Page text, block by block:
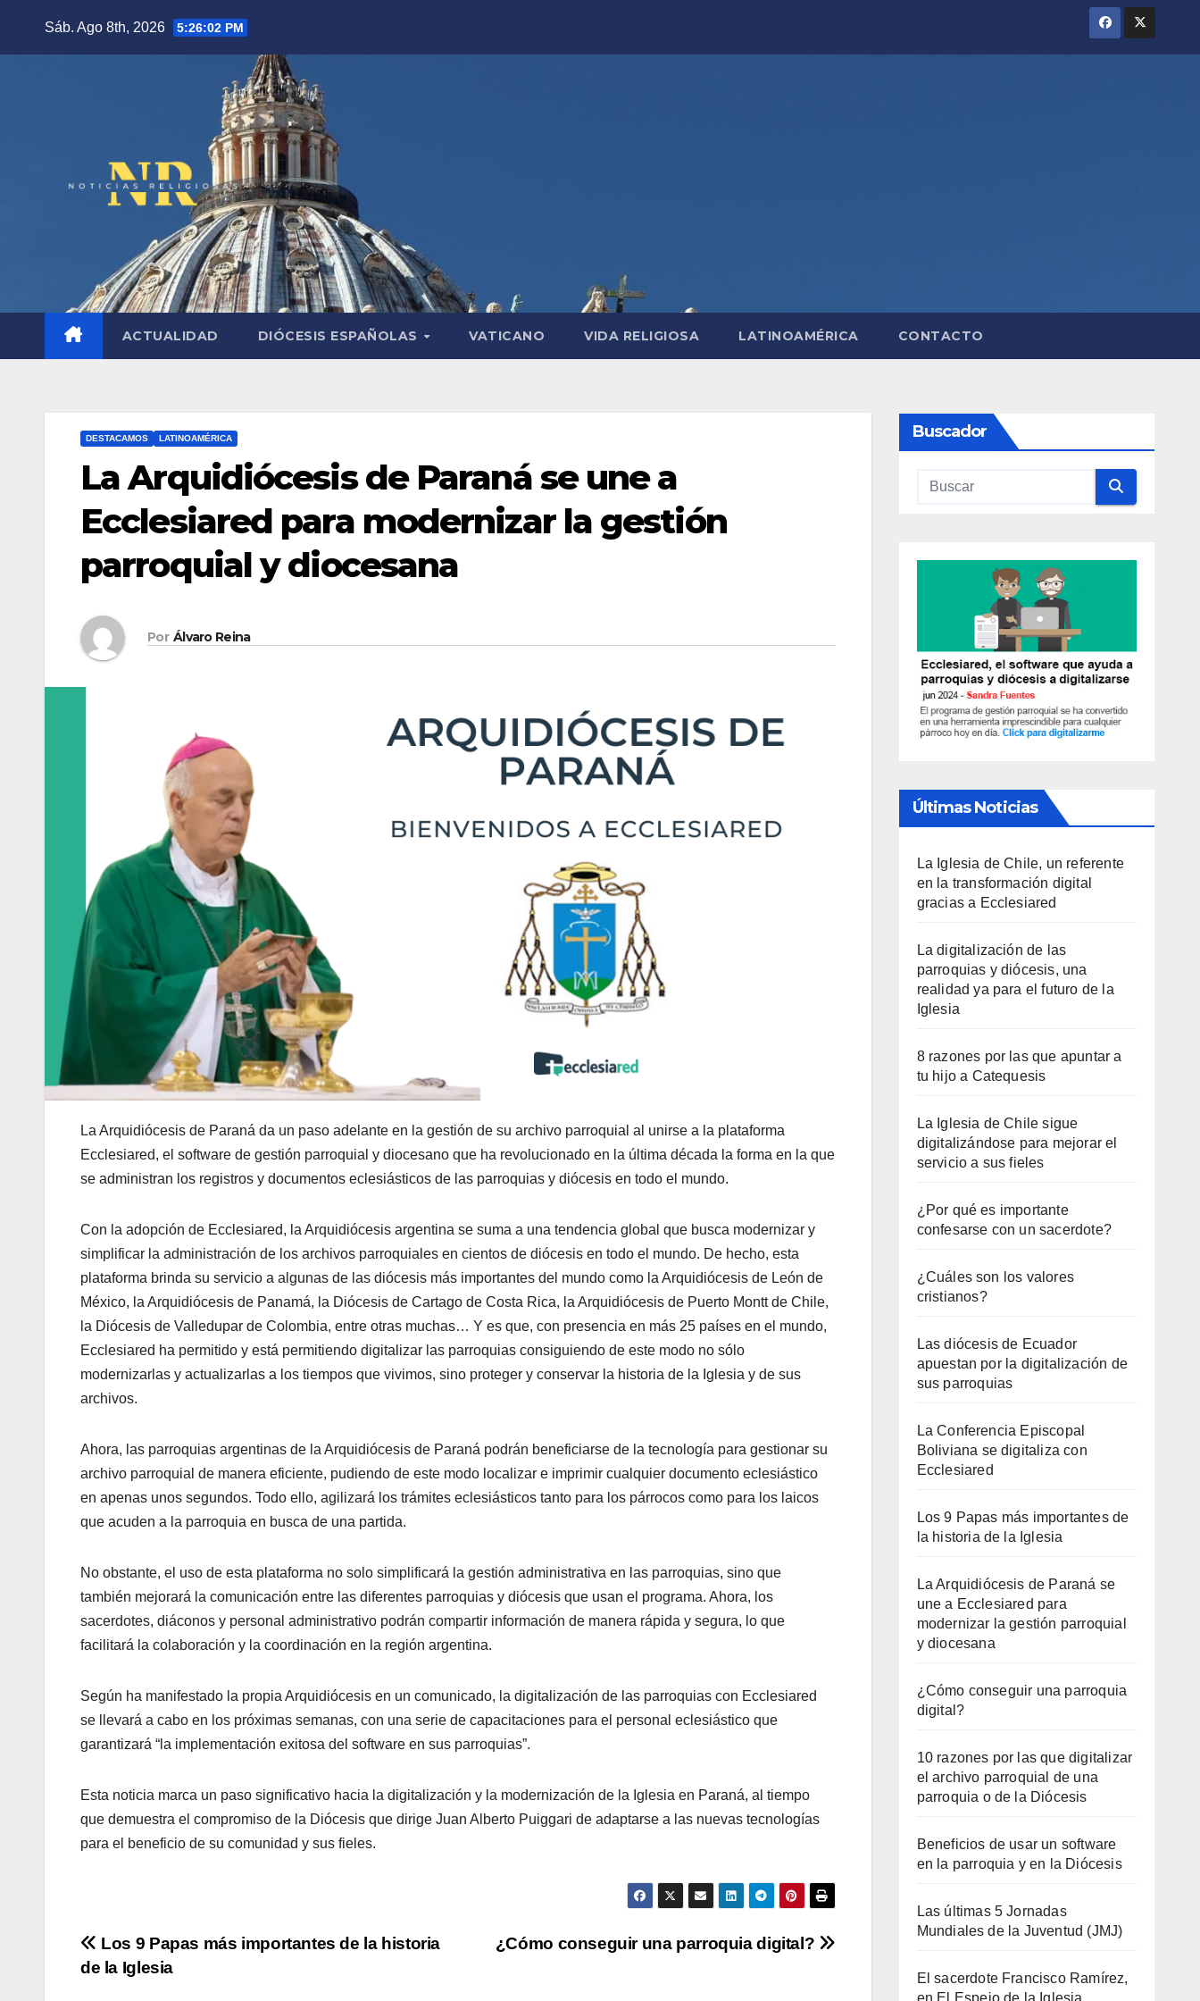
Sáb. Ago 8th, 2026 5:26:03 PM
ACTUALIDAD DIÓCESIS ESPAÑOLAS VATICANO VIDA RELIGIOSA LATINOAMÉRICA CONTACTO
DESTACAMOS LATINOAMÉRICA
La Arquidiócesis de Paraná se une a
Ecclesiared para modernizar la gestión
parroquial y diocesana
Por Álvaro Reina
La Arquidiócesis de Paraná da un paso adelante en la gestión de su archivo parroquial al unirse a la plataforma
Ecclesiared, el software de gestión parroquial y diocesano que ha revolucionado en la última década la forma en la que
se administran los registros y documentos eclesiásticos de las parroquias y diócesis en todo el mundo.
Con la adopción de Ecclesiared, la Arquidiócesis argentina se suma a una tendencia global que busca modernizar y
simplificar la administración de los archivos parroquiales en cientos de diócesis en todo el mundo. De hecho, esta
plataforma brinda su servicio a algunas de las diócesis más importantes del mundo como la Arquidiócesis de León de
México, la Arquidiócesis de Panamá, la Diócesis de Cartago de Costa Rica, la Arquidiócesis de Puerto Montt de Chile,
la Diócesis de Valledupar de Colombia, entre otras muchas… Y es que, con presencia en más 25 países en el mundo,
Ecclesiared ha permitido y está permitiendo digitalizar las parroquias consiguiendo de este modo no sólo
modernizarlas y actualizarlas a los tiempos que vivimos, sino proteger y conservar la historia de la Iglesia y de sus
archivos.
Ahora, las parroquias argentinas de la Arquidiócesis de Paraná podrán beneficiarse de la tecnología para gestionar su
archivo parroquial de manera eficiente, pudiendo de este modo localizar e imprimir cualquier documento eclesiástico
en apenas unos segundos. Todo ello, agilizará los trámites eclesiásticos tanto para los párrocos como para los laicos
que acuden a la parroquia en busca de una partida.
No obstante, el uso de esta plataforma no solo simplificará la gestión administrativa en las parroquias, sino que
también mejorará la comunicación entre las diferentes parroquias y diócesis que usan el programa. Ahora, los
sacerdotes, diáconos y personal administrativo podrán compartir información de manera rápida y segura, lo que
facilitará la colaboración y la coordinación en la región argentina.
Según ha manifestado la propia Arquidiócesis en un comunicado, la digitalización de las parroquias con Ecclesiared
se llevará a cabo en los próximas semanas, con una serie de capacitaciones para el personal eclesiástico que
garantizará “la implementación exitosa del software en sus parroquias”.
Esta noticia marca un paso significativo hacia la digitalización y la modernización de la Iglesia en Paraná, al tiempo
que demuestra el compromiso de la Diócesis que dirige Juan Alberto Puiggari de adaptarse a las nuevas tecnologías
para el beneficio de su comunidad y sus fieles.
Navegación
¿Cómo conseguir una parroquia digital?
Los 9 Papas más importantes de la historia
de la Iglesia
Buscador
Últimas Noticias
La Iglesia de Chile, un referente
en la transformación digital
gracias a Ecclesiared
La digitalización de las
parroquias y diócesis, una
realidad ya para el futuro de la
Iglesia
8 razones por las que apuntar a
tu hijo a Catequesis
La Iglesia de Chile sigue
digitalizándose para mejorar el
servicio a sus fieles
¿Por qué es importante
confesarse con un sacerdote?
¿Cuáles son los valores
cristianos?
Las diócesis de Ecuador
apuestan por la digitalización de
sus parroquias
La Conferencia Episcopal
Boliviana se digitaliza con
Ecclesiared
Los 9 Papas más importantes de
la historia de la Iglesia
La Arquidiócesis de Paraná se
une a Ecclesiared para
modernizar la gestión parroquial
y diocesana
¿Cómo conseguir una parroquia
digital?
10 razones por las que digitalizar
el archivo parroquial de una
parroquia o de la Diócesis
Beneficios de usar un software
en la parroquia y en la Diócesis
Las últimas 5 Jornadas
Mundiales de la Juventud (JMJ)
El sacerdote Francisco Ramírez,
en El Espejo de la Iglesia